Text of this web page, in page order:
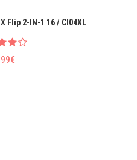
Flip 2-IN-1 16 / CI04XL